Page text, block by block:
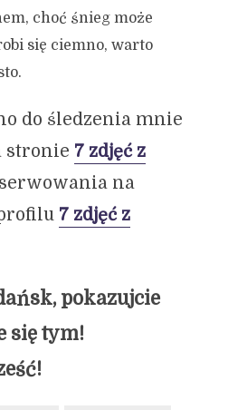
choć śnieg może
się ciemno, warto
do śledzenia mnie
stronie 7 zdjęć z
na
7 zdjęć z
pokazujcie
się tym!